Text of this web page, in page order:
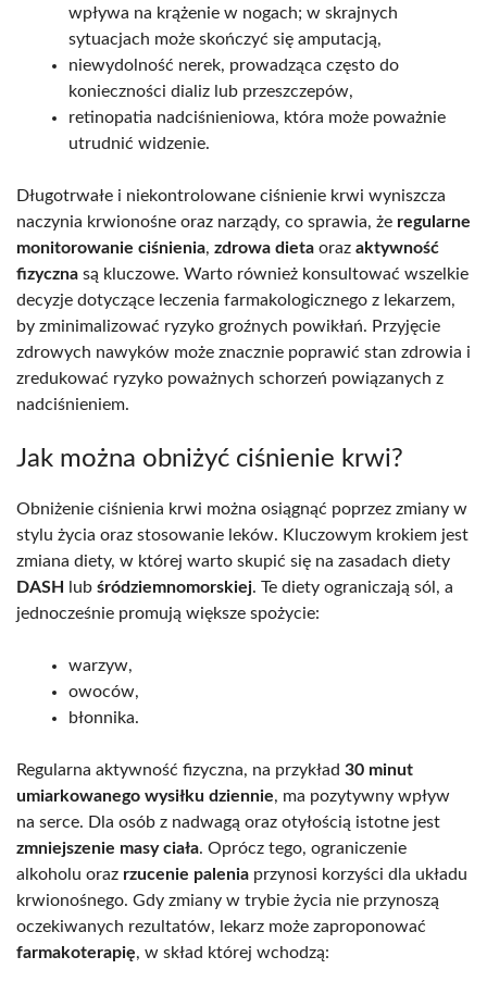
wpływa na krążenie w nogach; w skrajnych
sytuacjach może skończyć się amputacją,
niewydolność nerek, prowadząca często do
konieczności dializ lub przeszczepów,
retinopatia nadciśnieniowa, która może poważnie
utrudnić widzenie.
Długotrwałe i niekontrolowane ciśnienie krwi wyniszcza
naczynia krwionośne oraz narządy, co sprawia, że regularne
monitorowanie ciśnienia, zdrowa dieta oraz aktywność
fizyczna są kluczowe. Warto również konsultować wszelkie
decyzje dotyczące leczenia farmakologicznego z lekarzem,
by zminimalizować ryzyko groźnych powikłań. Przyjęcie
zdrowych nawyków może znacznie poprawić stan zdrowia i
zredukować ryzyko poważnych schorzeń powiązanych z
nadciśnieniem.
Jak można obniżyć ciśnienie krwi?
Obniżenie ciśnienia krwi można osiągnąć poprzez zmiany w
stylu życia oraz stosowanie leków. Kluczowym krokiem jest
zmiana diety, w której warto skupić się na zasadach diety
DASH
lub śródziemnomorskiej. Te diety ograniczają sól, a
jednocześnie promują większe spożycie:
warzyw,
owoców,
błonnika.
Regularna aktywność fizyczna, na przykład 30 minut
umiarkowanego wysiłku dziennie, ma pozytywny wpływ
na serce. Dla osób z nadwagą oraz otyłością istotne jest
zmniejszenie masy ciała. Oprócz tego, ograniczenie
alkoholu oraz rzucenie palenia przynosi korzyści dla układu
krwionośnego. Gdy zmiany w trybie życia nie przynoszą
oczekiwanych rezultatów, lekarz może zaproponować
farmakoterapię, w skład której wchodzą: